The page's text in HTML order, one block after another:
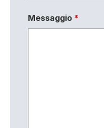
Messaggio *